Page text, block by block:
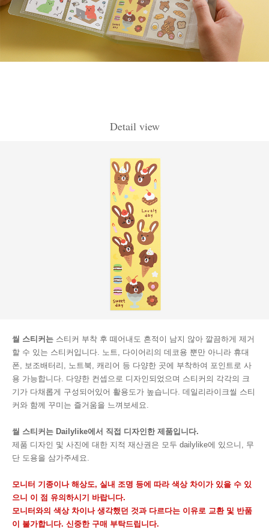
Detail view
씰 스티커는 스티커 부착 후 떼어내도 흔적이 남지 않아 깔끔하게 제거
할 수 있는 스티커입니다. 노트, 다이어리의 데코용 뿐만 아니라 휴대
폰, 보조배터리, 노트북, 캐리어 등 다양한 곳에 부착하여 포인트로 사
용 가능합니다. 다양한 컨셉으로 디자인되었으며 스티커의 각각의 크
기가 다채롭게 구성되어있어 활용도가 높습니다. 데일리라이크씰 스티
커와 함께 꾸미는 즐거움을 느껴보세요.
씰 스티커는 Dailylike에서 직접 디자인한 제품입니다.
제품 디자인 및 사진에 대한 지적 재산권은 모두 dailylike에 있으니, 무
단 도용을 삼가주세요.
모니터 기종이나 해상도, 실내 조명 등에 따라 색상 차이가 있을 수 있
으니 이 점 유의하시기 바랍니다.
모니터와의 색상 차이나 생각했던 것과 다르다는 이유로 교환 및 반품
이 불가합니다. 신중한 구매 부탁드립니다.